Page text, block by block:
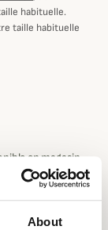
About
habituelle.
taille habituelle
en magasin